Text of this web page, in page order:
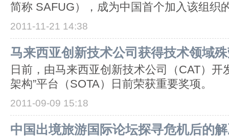
简称 SAFUG），成为中国首个加入该组织
2011-11-21 14:38
马来西亚创新技术公司获得技术领域
日前，由马来西亚创新技术公司（CAT）开
架构”平台（SOTA）日前荣获重要奖项。
2011-09-09 15:18
中国出境旅游国际论坛探寻危机后的